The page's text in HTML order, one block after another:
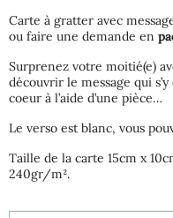
(2 avis)
Carte à gratter avec
ou faire une demande en
Surprenez votre moitié(e)
découvrir le message qui
coeur à l’aide d’une pièce…
Le verso est blanc, vous
Taille de la carte 15cm x
240gr/m².